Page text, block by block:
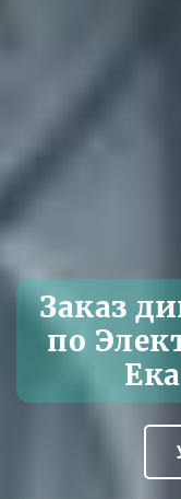
Заказ
по